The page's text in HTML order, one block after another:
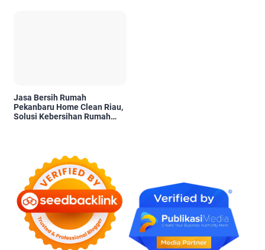
Jasa Bersih Rumah
Pekanbaru Home Clean Riau,
Solusi Kebersihan Rumah